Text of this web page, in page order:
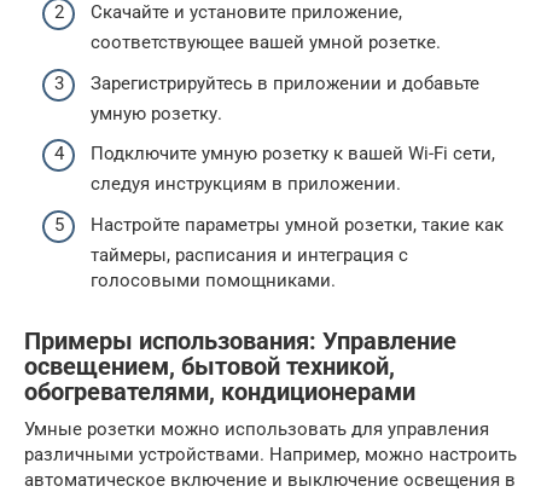
Скачайте и установите приложение,
соответствующее вашей умной розетке.
Зарегистрируйтесь в приложении и добавьте
умную розетку.
Подключите умную розетку к вашей Wi-Fi сети,
следуя инструкциям в приложении.
Настройте параметры умной розетки, такие как
таймеры, расписания и интеграция с
голосовыми помощниками.
Примеры использования: Управление
освещением, бытовой техникой,
обогревателями, кондиционерами
Умные розетки можно использовать для управления
различными устройствами. Например, можно настроить
автоматическое включение и выключение освещения в